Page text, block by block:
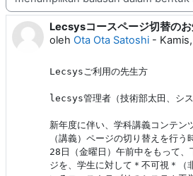
Lecsysコースページ切替の
oleh Ota Ota Satoshi -
Jumlah balasan: 0
Lecsysご利用の先生方
lecsys管理者（技術部太田、シス
新年度に伴い、学科講義コンテ
（講義）ページの切り替えを行
28日（金曜日）午前中をもって
ジを、学生に対して＊不可視＊（